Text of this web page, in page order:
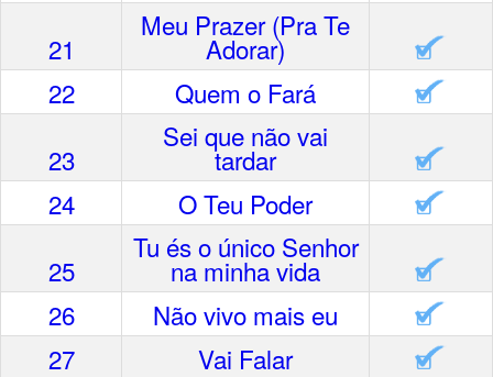
21
Meu Prazer (Pra Te
Adorar)
22
Quem o Fará
23
Sei que não vai
tardar
24
O Teu Poder
25
Tu és o único Senhor
na minha vida
26
Não vivo mais eu
27
Vai Falar